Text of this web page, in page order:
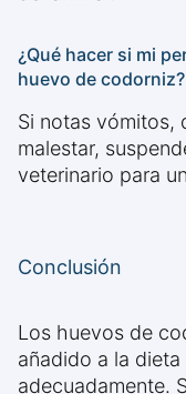
¿Qué hacer si mi
huevo de codorniz?
Si notas vómitos,
malestar,
veterinario para
Conclusión
Los huevos de
añadido a la
adecuadamente.